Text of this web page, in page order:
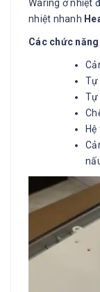
Waring ở nhiệt
nhiệt nhanh
Các chức
Tự
Tự